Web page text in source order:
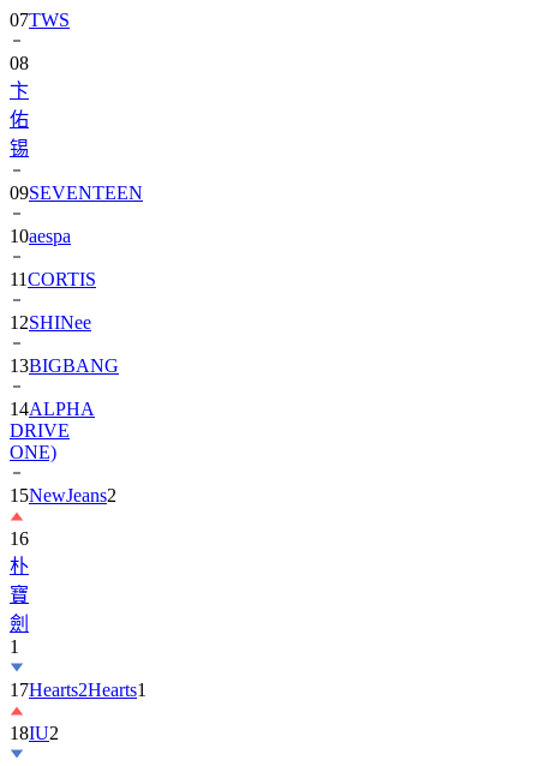
08
卞
佑
锡
09
10aespa
11CORTIS
12SHINee
13BIGBANG
14ALPHA
DRIVE
ONE)
15NewJeans
16
朴
寶
劍
1
17
18IU2
19Stray
Kids